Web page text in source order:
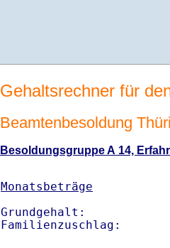
Gehaltsrechner für
Beamtenbesoldung
Besoldungsgruppe A 14,
Monatsbeträge
Grundgehalt:
Familienzuschlag: